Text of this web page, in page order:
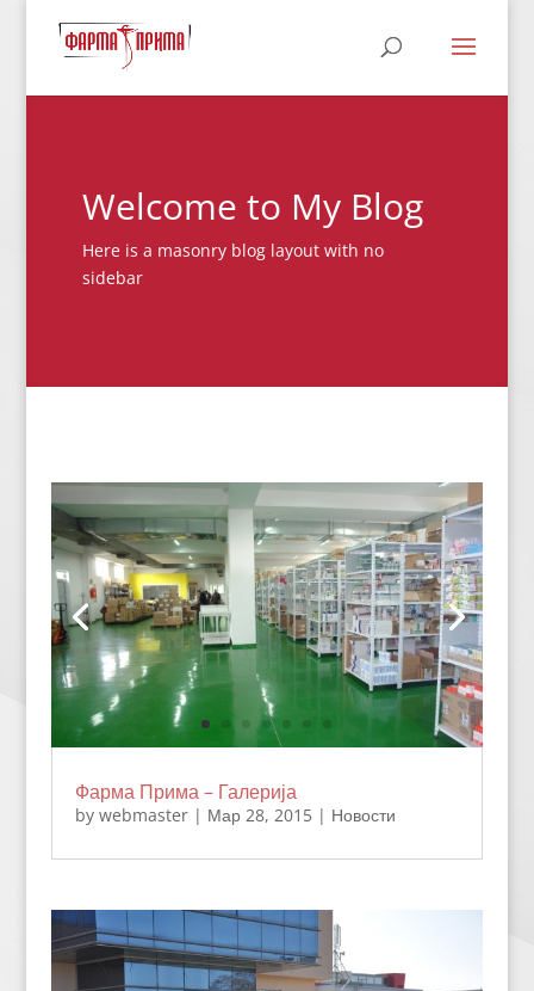
Welcome to My Blog
Here is a masonry blog layout with no
sidebar
Фарма Прима – Галерија
by webmaster| Мар 28, 2015| Новости